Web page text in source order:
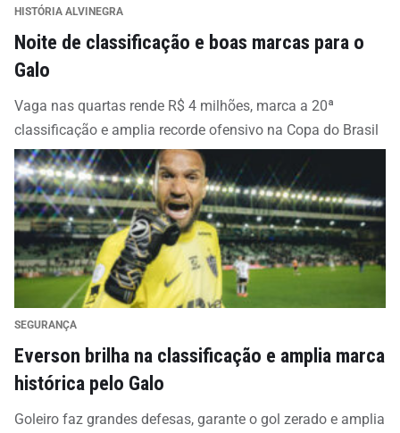
HISTÓRIA ALVINEGRA
Noite de classificação e boas marcas para o
Galo
Vaga nas quartas rende R$ 4 milhões, marca a 20ª
classificação e amplia recorde ofensivo na Copa do Brasil
SEGURANÇA
Everson brilha na classificação e amplia marca
histórica pelo Galo
Goleiro faz grandes defesas, garante o gol zerado e amplia